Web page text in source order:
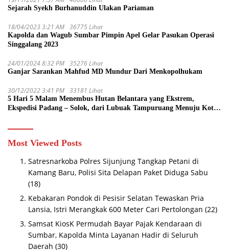
Sejarah Syekh Burhanuddin Ulakan Pariaman
18/04/2023 3:21 AM 36775 Lihat
Kapolda dan Wagub Sumbar Pimpin Apel Gelar Pasukan Operasi
Singgalang 2023
24/01/2024 8:32 PM 35276 Lihat
Ganjar Sarankan Mahfud MD Mundur Dari Menkopolhukam
30/12/2022 3:41 PM 33181 Lihat
5 Hari 5 Malam Menembus Hutan Belantara yang Ekstrem,
Ekspedisi Padang – Solok, dari Lubuak Tampuruang Menuju Koto
Most Viewed Posts
Satresnarkoba Polres Sijunjung Tangkap Petani di
Kamang Baru, Polisi Sita Delapan Paket Diduga Sabu
(18)
Kebakaran Pondok di Pesisir Selatan Tewaskan Pria
Lansia, Istri Merangkak 600 Meter Cari Pertolongan (22)
Samsat KiosK Permudah Bayar Pajak Kendaraan di
Sumbar, Kapolda Minta Layanan Hadir di Seluruh
Daerah (30)